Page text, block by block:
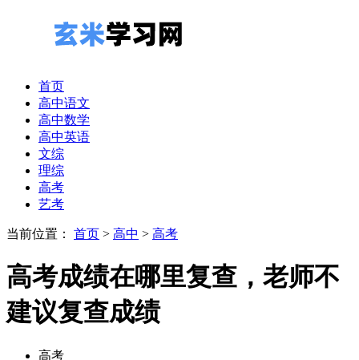
首页
高中语文
高中数学
高中英语
文综
理综
高考
艺考
当前位置： 首页 > 高中 > 高考
高考成绩在哪里复查，老师不
建议复查成绩
高考